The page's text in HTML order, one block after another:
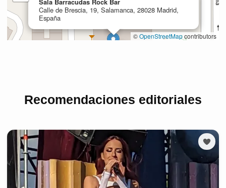
Recomendaciones editoriales